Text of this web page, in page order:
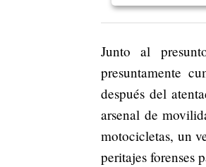
Junto al
presuntamente
después del
arsenal de
motocicletas, un
peritajes forenses